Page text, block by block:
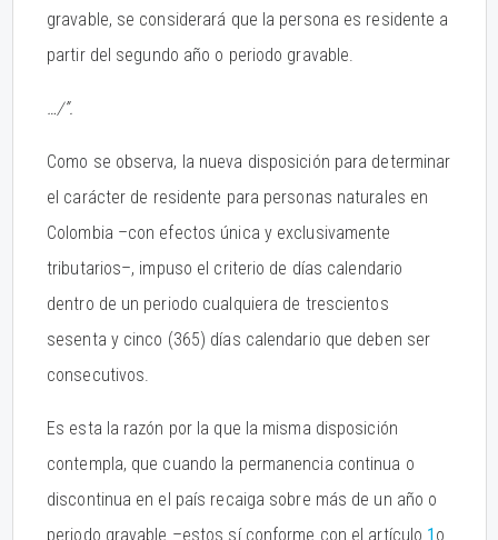
gravable, se considerará que la persona es residente a
partir del segundo año o periodo gravable.
…/”.
Como se observa, la nueva disposición para determinar
el carácter de residente para personas naturales en
Colombia –con efectos única y exclusivamente
tributarios–, impuso el criterio de días calendario
dentro de un periodo cualquiera de trescientos
sesenta y cinco (365) días calendario que deben ser
consecutivos.
Es esta la razón por la que la misma disposición
contempla, que cuando la permanencia continua o
discontinua en el país recaiga sobre más de un año o
periodo gravable –estos sí conforme con el artículo 1o